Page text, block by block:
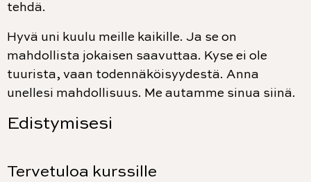
tehdä.
Hyvä uni kuulu meille kaikille. Ja se on
mahdollista jokaisen saavuttaa. Kyse ei ole
tuurista, vaan todennäköisyydestä. Anna
unellesi mahdollisuus. Me autamme sinua siinä.
Edistymisesi
Tervetuloa kurssille